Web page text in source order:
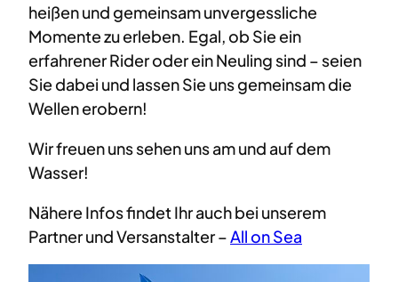
heißen und gemeinsam unvergessliche
Momente zu erleben. Egal, ob Sie ein
erfahrener Rider oder ein Neuling sind – seien
Sie dabei und lassen Sie uns gemeinsam die
Wellen erobern!
Wir freuen uns sehen uns am und auf dem
Wasser!
Nähere Infos findet Ihr auch bei unserem
Partner und Versanstalter –All on Sea